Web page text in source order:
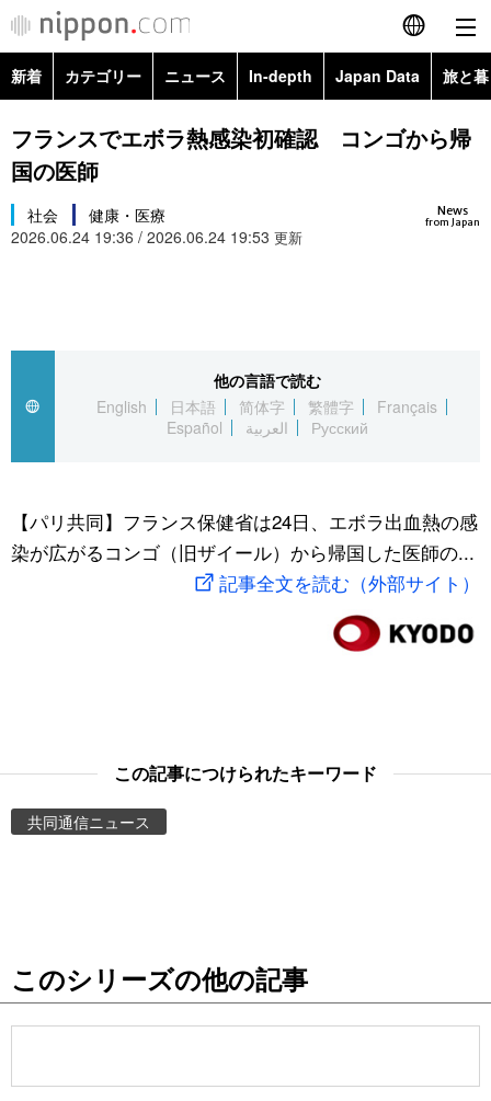
English
简体字
Русский
カテゴリー
国際
社会
文化
アーカイブ
Japan Data
旅と暮らし
動画/Live
Images
People
公式SNS
新着 カテゴリー ニュース In-depth Japan Data 旅と
政治・外交
経済・ビジネス
国際・海外
文化
科学・技術
暮らし
スポーツ・東京2020
Topics
フランスでエボラ熱感染初確認 コンゴから帰
国の医師
News
from Japan
社会
健康・医療
2026.06.24 19:36 / 2026.06.24 19:53 更新
他の言語で読む
English
日本語 简体字 繁體字
Français
Español
العربية Русский
【パリ共同】フランス保健省は24日、エボラ出血熱の感
染が広がるコンゴ（旧ザイール）から帰国した医師の...
記事全文を読む（外部サイト）
この記事につけられたキーワード
共同通信ニュース
このシリーズの他の記事